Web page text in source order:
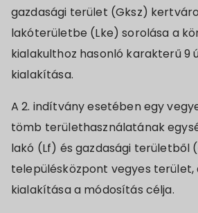
gazdasági terület (Gksz)
lakóterületbe (Lke) sorolása a
kialakulthoz hasonló karakterű 9
kialakítása.
A 2. indítvány esetében egy
tömb területhasználatának
lakó (Lf) és gazdasági területből
településközpont vegyes
kialakítása a módosítás célja.